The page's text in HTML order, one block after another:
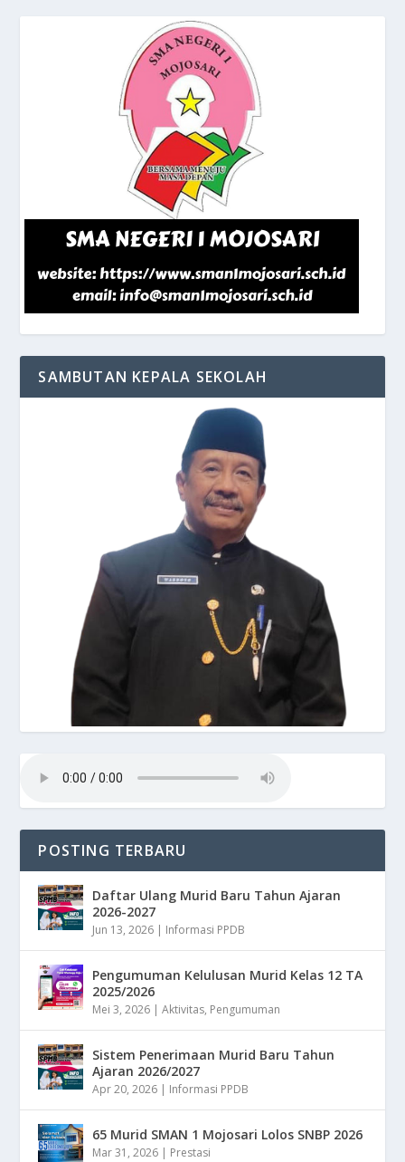
SAMBUTAN KEPALA SEKOLAH
POSTING TERBARU
Daftar Ulang Murid Baru Tahun Ajaran
2026-2027
Jun 13, 2026 | Informasi PPDB
Pengumuman Kelulusan Murid Kelas 12 TA
2025/2026
Mei 3, 2026 |Aktivitas, Pengumuman
Sistem Penerimaan Murid Baru Tahun
Ajaran 2026/2027
Apr 20, 2026 | Informasi PPDB
65 Murid SMAN 1 Mojosari Lolos SNBP 2026
Mar 31, 2026 | Prestasi